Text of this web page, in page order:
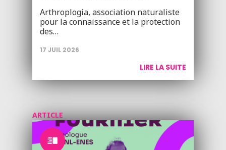
Arthroplogia, association naturaliste
pour la connaissance et la protection
des…
17 JUIL 2026
LIRE LA SUITE
ARTICLE